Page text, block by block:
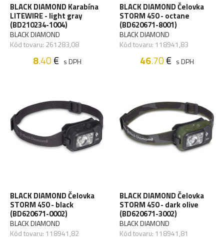
BLACK DIAMOND Karabína
LITEWIRE - light gray
(BD210234-1004)
BLACK DIAMOND
Kód tovaru: 261283,08
8.40€ s DPH
BLACK DIAMOND Čelovka
STORM 450 - octane
(BD620671-8001)
BLACK DIAMOND
Kód tovaru: 118941,83
46.70€ s DPH
BLACK DIAMOND Čelovka
STORM 450 - black
(BD620671-0002)
BLACK DIAMOND
Kód tovaru: 118941,82
BLACK DIAMOND Čelovka
STORM 450 - dark olive
(BD620671-3002)
BLACK DIAMOND
Kód tovaru: 118941,81